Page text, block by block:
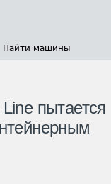
Найти машины
пытается